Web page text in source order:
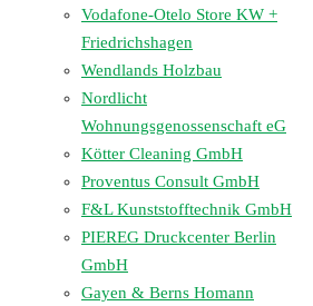
Vodafone-Otelo Store KW +
Friedrichshagen
Wendlands Holzbau
Nordlicht
Wohnungsgenossenschaft eG
Kötter Cleaning GmbH
Proventus Consult GmbH
F&L Kunststofftechnik GmbH
PIEREG Druckcenter Berlin
GmbH
Gayen & Berns Homann